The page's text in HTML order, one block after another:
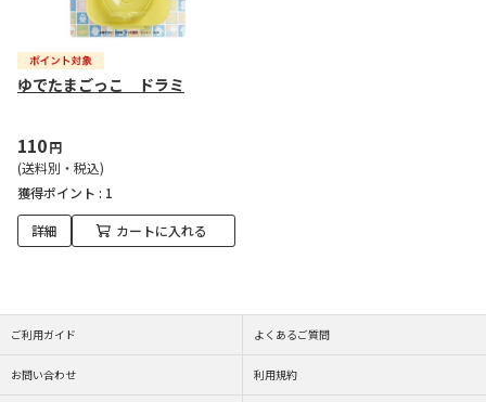
ゆでたまごっこ ドラミ
110円
(送料別・税込)
獲得ポイント : 1
詳細 カートに入れる
ご利用ガイド よくあるご質問
お問い合わせ 利用規約